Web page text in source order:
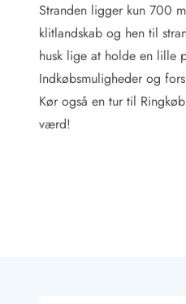
We love people!
Fritidsaktiviteter
Esmark VIP partnerfordele
Esmark KidsVIP
LEGOLAND® rabat
Ferie med børn
Stranden ligger kun 700
klitlandskab og hen til
husk lige at holde en lille
Indkøbsmuligheder og
Kør også en tur til
værd!